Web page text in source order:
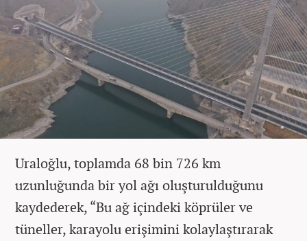
Uraloğlu, toplamda 68 bin 726 km
uzunluğunda bir yol ağı oluşturulduğunu
kaydederek, “Bu ağ içindeki köprüler ve
tüneller, karayolu erişimini kolaylaştırarak